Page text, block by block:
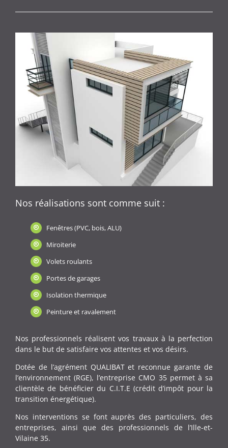
Nos réalisations sont comme suit :
Fenêtres (PVC, bois, ALU)
Miroiterie
Volets roulants
Portes de garages
Isolation thermique
Peinture et ravalement
Nos professionnels réalisent vos travaux à la perfection
dans le but de satisfaire vos attentes et vos désirs.
Dotée de l’agrément QUALIBAT et reconnue garante de
l’environnement (RGE), l’entreprise CMO 35 permet à sa
clientèle de bénéficier du C.I.T.E (crédit d’impôt pour la
transition énergétique).
Nos interventions se font auprès des particuliers, des
entreprises, ainsi que des professionnels de l’Ille-et-
Vilaine 35.